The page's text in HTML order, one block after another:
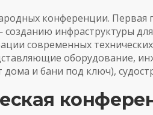
конференции.
инфраструктуры
современных
оборудование,
дома и бани под ключ),